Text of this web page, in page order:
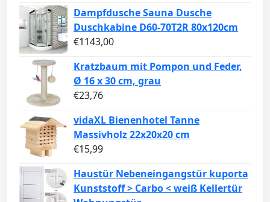
Dampfdusche Sauna Dusche
Duschkabine D60-70T2R 80x120cm
€1143,00
Kratzbaum mit Pompon und Feder,
Ø 16 x 30 cm, grau
€23,76
vidaXL Bienenhotel Tanne
Massivholz 22x20x20 cm
€15,99
Haustür Nebeneingangstür kuporta
Kunststoff > Carbo < weiß Kellertür